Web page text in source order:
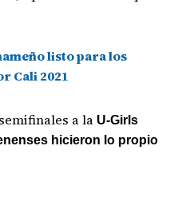
listo para los
Cali 2021
a la U-Girls
hicieron lo propio